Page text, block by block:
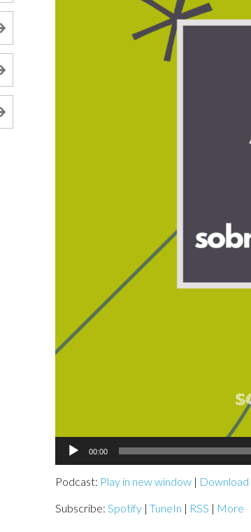
Audio
Player
00:00
Podcast: Play in new window| Download
Subscribe: Spotify| TuneIn | RSS | More